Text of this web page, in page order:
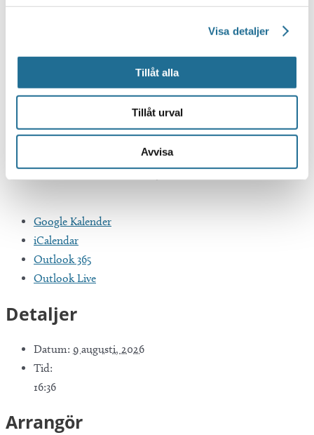
Visa detaljer
Tillåt alla
Tillåt urval
Avvisa
Google Kalender
iCalendar
Outlook 365
Outlook Live
Detaljer
Datum: 9 augusti, 2026
Tid:
16:36
Arrangör